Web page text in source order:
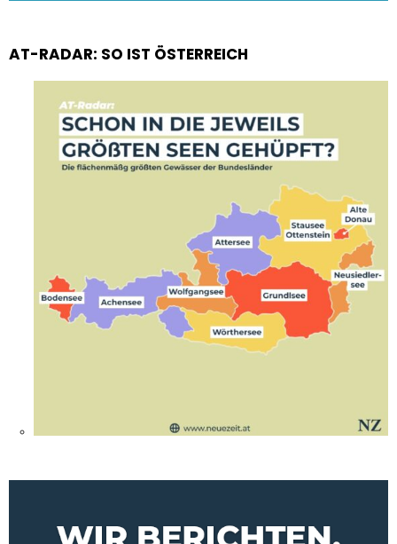
AT-RADAR: SO IST ÖSTERREICH